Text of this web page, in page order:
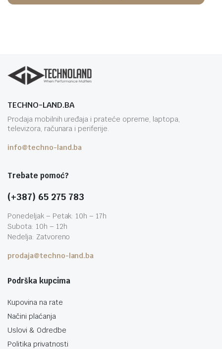
TECHNO-LAND.BA
Prodaja mobilnih uređaja i prateće opreme, laptopa,
televizora, računara i periferije.
info@techno-land.ba
Trebate pomoć?
(+387) 65 275 783
Ponedeljak – Petak: 10h – 17h
Subota: 10h – 12h
Nedelja: Zatvoreno
prodaja@techno-land.ba
Podrška kupcima
Kupovina na rate
Načini plaćanja
Uslovi & Odredbe
Politika privatnosti